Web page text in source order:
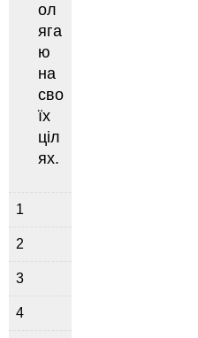
ол
яга
ю
на
сво
їх
ціл
ях.
1
2
3
4